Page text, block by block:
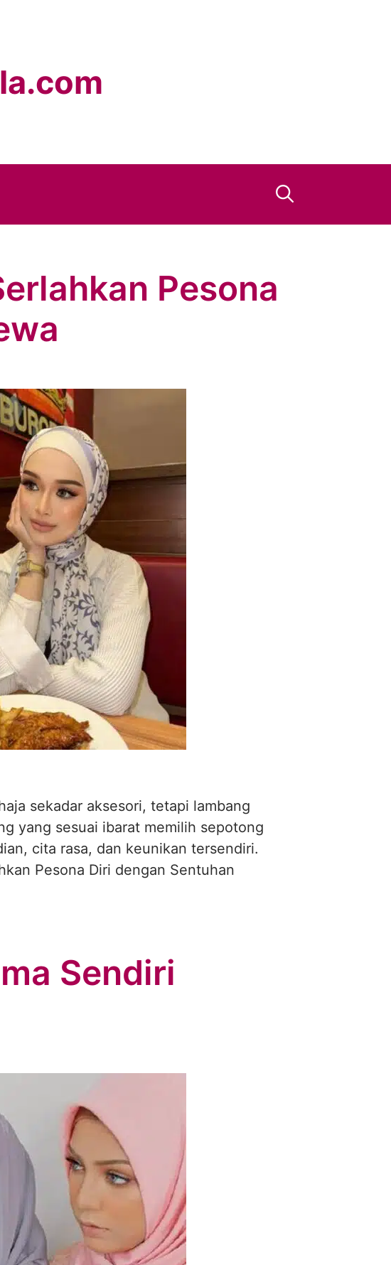
Pesona
sekadar aksesori, tetapi lambang
yang sesuai ibarat memilih sepotong
cita rasa, dan keunikan tersendiri.
Pesona Diri dengan Sentuhan
Sendiri